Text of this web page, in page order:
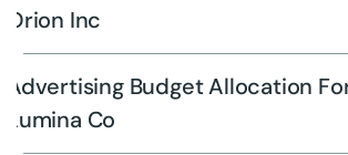
Orion Inc
Advertising Budget Allocation
Lumina Co